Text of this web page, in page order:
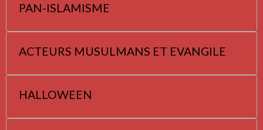
PAN-ISLAMISME
ACTEURS MUSULMANS ET EVANGILE
HALLOWEEN